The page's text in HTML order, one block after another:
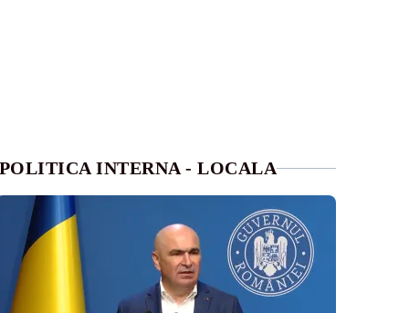
POLITICA INTERNA - LOCALA